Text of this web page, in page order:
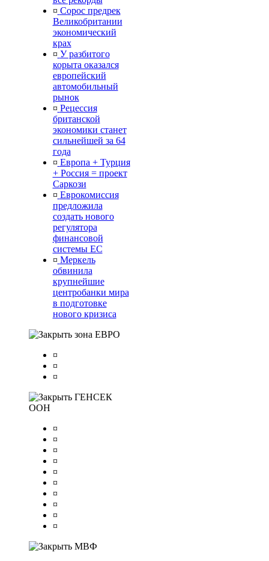
¤ Сорос предрек
Великобритании
экономический
крах
¤ У разбитого
корыта оказался
европейский
автомобильный
рынок
¤ Рецессия
британской
экономики станет
сильнейшей за 64
года
¤ Европа + Турция
+ Россия = проект
Саркози
¤ Еврокомиссия
предложила
создать нового
регулятора
финансовой
системы ЕС
¤ Меркель
обвинила
крупнейшие
центробанки мира
в подготовке
нового кризиса
зона ЕВРО
¤
¤
¤
ГЕНСЕК
ООН
¤
¤
¤
¤
¤
¤
¤
¤
¤
¤
МВФ